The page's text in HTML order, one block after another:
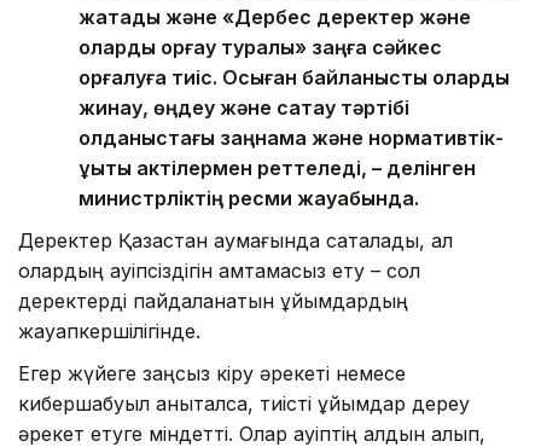
жатады және «Дербес деректер және
оларды қорғау туралы» заңға сәйкес
қорғалуға тиіс. Осыған байланысты оларды
жинау, өңдеу және сақтау тәртібі
қолданыстағы заңнама және нормативтік-
құқықтық актілермен реттеледі, – делінген
министрліктің ресми жауабында.
Деректер Қазақстан аумағында сақталады, ал
олардың қауіпсіздігін қамтамасыз ету – сол
деректерді пайдаланатын ұйымдардың
жауапкершілігінде.
Егер жүйеге заңсыз кіру әрекеті немесе
кибершабуыл анықталса, тиісті ұйымдар дереу
әрекет етуге міндетті. Олар қауіптің алдын алып,